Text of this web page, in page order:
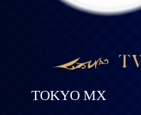
TOKYO MX